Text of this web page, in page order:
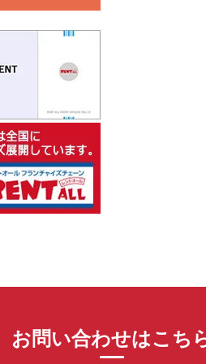
お問い合わせはこち